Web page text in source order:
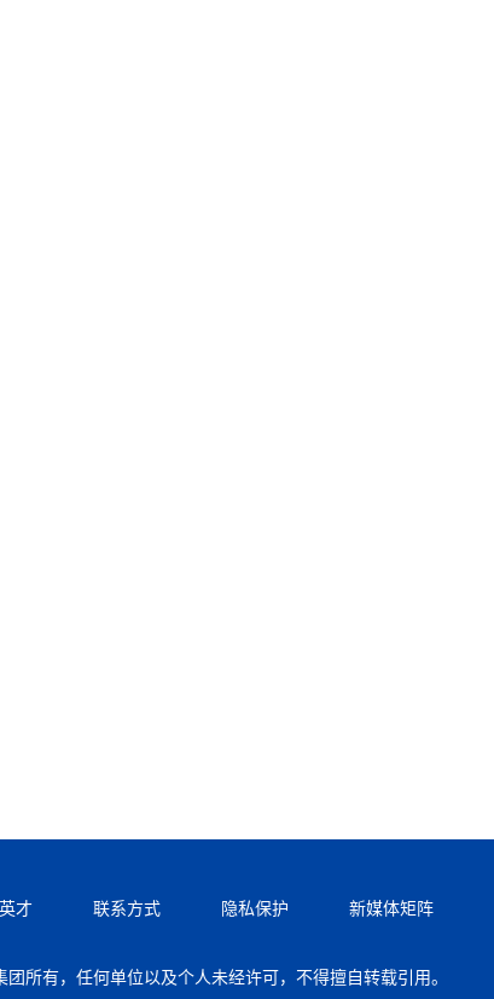
才 联系方式 隐私保护 新媒体矩阵
所有，任何单位以及个人未经许可，不得擅自转载引用。